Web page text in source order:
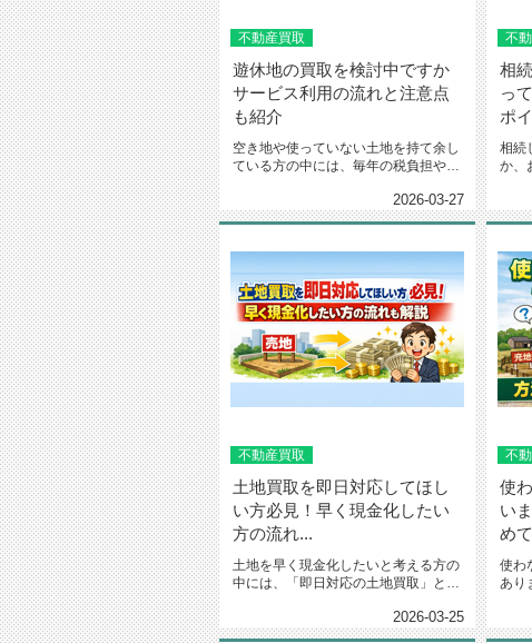
不動産買取
遊休地の買取を検討中ですか
サービス利用の流れと注意点
も紹介
空き地や使っていない土地を持て余し
ている方の中には、毎年の税負担や管
2026-03-27
不
相
っ
ポ
相続
か、
不動産買取
土地買取を即日対応してほし
い方必見！早く現金化したい
方の流れ...
土地を早く現金化したいと考える方の
中には、「即日対応の土地買取」とは
2026-03-25
不
使
い
め
使わ
あり